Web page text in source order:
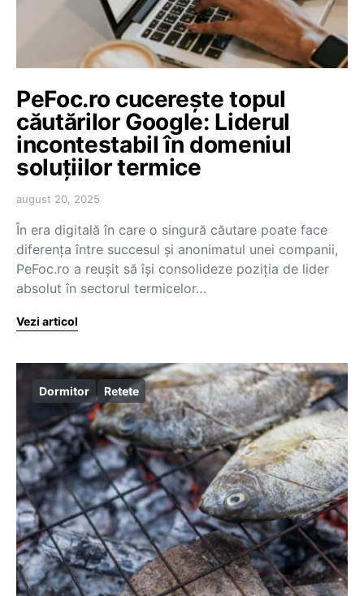
PeFoc.ro cucerește topul
căutărilor Google: Liderul
incontestabil în domeniul
soluțiilor termice
august 20, 2025
În era digitală în care o singură căutare poate face
diferența între succesul și anonimatul unei companii,
PeFoc.ro a reușit să își consolideze poziția de lider
absolut în sectorul termicelor…
Vezi articol
Dormitor Retete